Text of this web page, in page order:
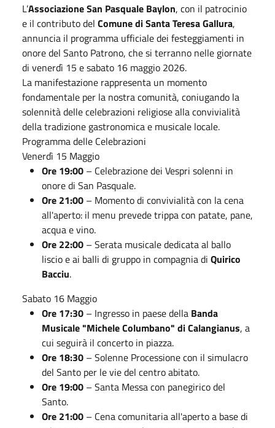
L’Associazione San Pasquale Baylon, con il patrocinio
e il contributo del Comune di Santa Teresa Gallura,
annuncia il programma ufficiale dei festeggiamenti in
onore del Santo Patrono, che si terranno nelle giornate
di venerdì 15 e sabato 16 maggio 2026.
La manifestazione rappresenta un momento
fondamentale per la nostra comunità, coniugando la
solennità delle celebrazioni religiose alla convivialità
della tradizione gastronomica e musicale locale.
Programma delle Celebrazioni
Venerdì 15 Maggio
Ore 19:00 – Celebrazione dei Vespri solenni in
onore di San Pasquale.
Ore 21:00 – Momento di convivialità con la cena
all'aperto: il menu prevede trippa con patate, pane,
acqua e vino.
Ore 22:00 – Serata musicale dedicata al ballo
liscio e ai balli di gruppo in compagnia di Quirico
Bacciu.
Sabato 16 Maggio
Ore 17:30 – Ingresso in paese della Banda
Musicale "Michele Columbano" di Calangianus, a
cui seguirà il concerto in piazza.
Ore 18:30 – Solenne Processione con il simulacro
del Santo per le vie del centro abitato.
Ore 19:00 – Santa Messa con panegirico del
Santo.
Ore 21:00 – Cena comunitaria all'aperto a base di